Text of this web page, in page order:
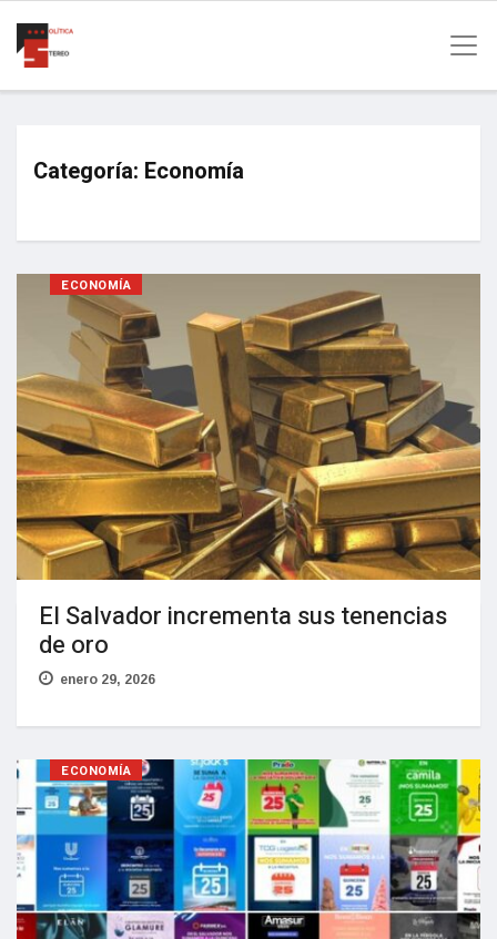
Categoría: Economía
ECONOMÍA
El Salvador incrementa sus tenencias
de oro
enero 29, 2026
ECONOMÍA